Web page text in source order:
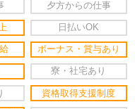
夕方からの仕事
日払いOK
ボーナス・賞与あり
寮・社宅あり
資格取得支援制度